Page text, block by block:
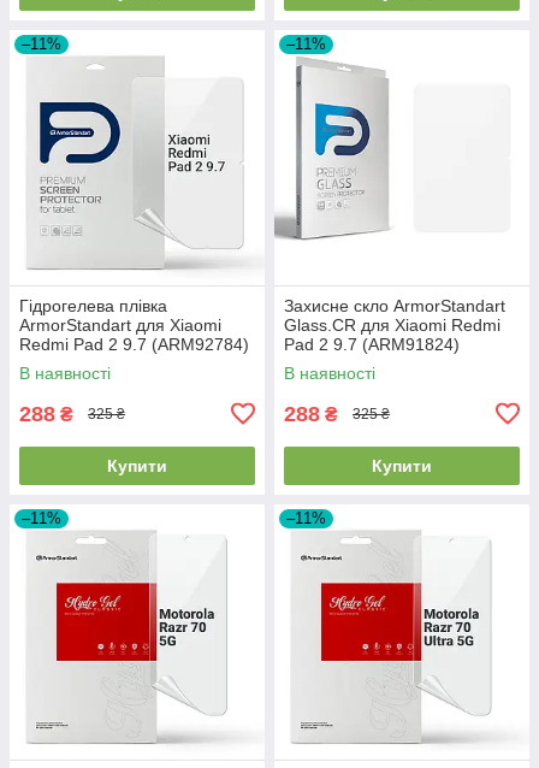
–11%
Гідрогелева плівка
ArmorStandart для Xiaomi
Redmi Pad 2 9.7 (ARM92784)
В наявності
288 ₴ 325 ₴
Купити
–11%
Захисне скло ArmorStandart
Glass.CR для Xiaomi Redmi
Pad 2 9.7 (ARM91824)
В наявності
288 ₴ 325 ₴
Купити
–11% –11%